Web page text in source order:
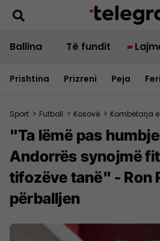
Ballina Të fundit
Prishtina Prizreni Peja
Sport > Futboll > Kosovë > Kombëtarja
"Ta lëmë pas
Andorrës synojmë
tifozëve tanë" - Ron
përballjen